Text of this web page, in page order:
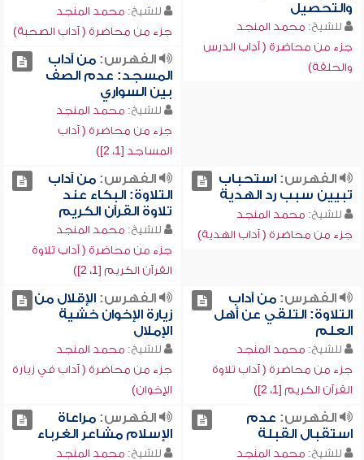
والتحصيل
للشيخ: محمد المنجد
جزء من محاضرة ( آداب الدرس
والحلقة)
للشيخ: محمد المنجد
جزء من محاضرة ( آداب الصحبة)
الفهرس:من آداب
المسجد: عدم الصف
بين السواري
للشيخ: محمد المنجد
جزء من محاضرة ( آداب
المساجد [1، 2])
الفهرس:استحباب
تبيين سبب رد الهدية
للشيخ: محمد المنجد
جزء من محاضرة ( آداب الهدية)
الفهرس:من آداب
التلاوة: البكاء عند
تلاوة القرآن الكريم
للشيخ: محمد المنجد
جزء من محاضرة ( آداب تلاوة
القرآن الكريم [1، 2])
الفهرس:من آداب
التلاوة: التلقي عن أهل
العلم
للشيخ: محمد المنجد
جزء من محاضرة ( آداب تلاوة
القرآن الكريم [1، 2])
الفهرس:الإقلال من
زيارة الإخوان خشية
الإملال
للشيخ: محمد المنجد
جزء من محاضرة ( آداب في زيارة
الإخوان)
الفهرس: عدم
استقبال القبلة
للشيخ: محمد المنجد
الفهرس:مراعاة
الإسلام مشاعر الغرباء
للشيخ: محمد المنجد